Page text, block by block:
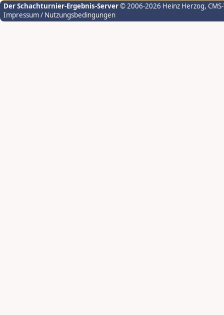
Der Schachturnier-Ergebnis-Server© 2006-2026 Heinz Herzog,
Impressum / Nutzungsbedingungen